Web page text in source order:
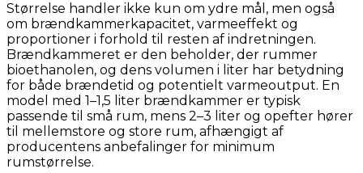
Størrelse handler ikke kun om ydre mål, men også
om brændkammerkapacitet, varmeeffekt og
proportioner i forhold til resten af indretningen.
Brændkammeret er den beholder, der rummer
bioethanolen, og dens volumen i liter har betydning
for både brændetid og potentielt varmeoutput. En
model med 1–1,5 liter brændkammer er typisk
passende til små rum, mens 2–3 liter og opefter hører
til mellemstore og store rum, afhængigt af
producentens anbefalinger for minimum
rumstørrelse.